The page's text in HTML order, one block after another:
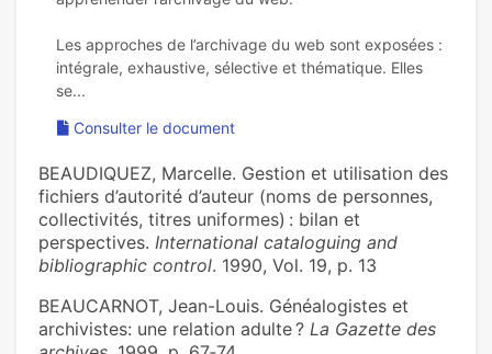
Les approches de l’archivage du web sont exposées :
intégrale, exhaustive, sélective et thématique. Elles
Consulter le document
BEAUDIQUEZ, Marcelle. Gestion et utilisation des
fichiers d’autorité d’auteur (noms de personnes,
collectivités, titres uniformes) : bilan et
perspectives. International cataloguing and
bibliographic control. 1990, Vol. 19, p. 13
BEAUCARNOT, Jean-Louis. Généalogistes et
archivistes: une relation adulte ? La Gazette des